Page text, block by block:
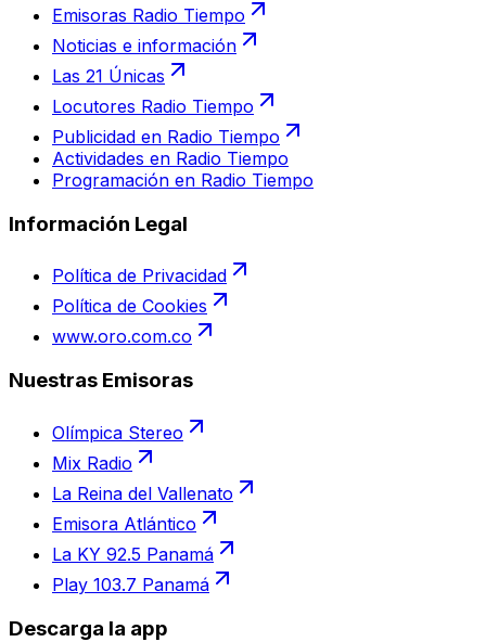
Emisoras Radio Tiempo
Noticias e información
Las 21 Únicas
Locutores Radio Tiempo
Publicidad en Radio Tiempo
Actividades en Radio Tiempo
Programación en Radio Tiempo
Información Legal
Política de Privacidad
Política de Cookies
www.oro.com.co
Nuestras Emisoras
Olímpica Stereo
Mix Radio
La Reina del Vallenato
Emisora Atlántico
La KY 92.5 Panamá
Play 103.7 Panamá
Descarga la app